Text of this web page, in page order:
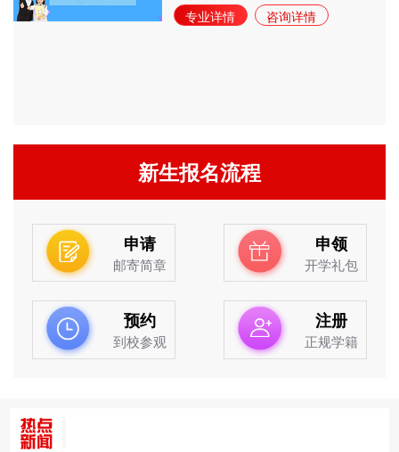
专业详情 咨询详情
新生报名流程
申请
邮寄简章
申领
开学礼包
预约
到校参观
注册
正规学籍